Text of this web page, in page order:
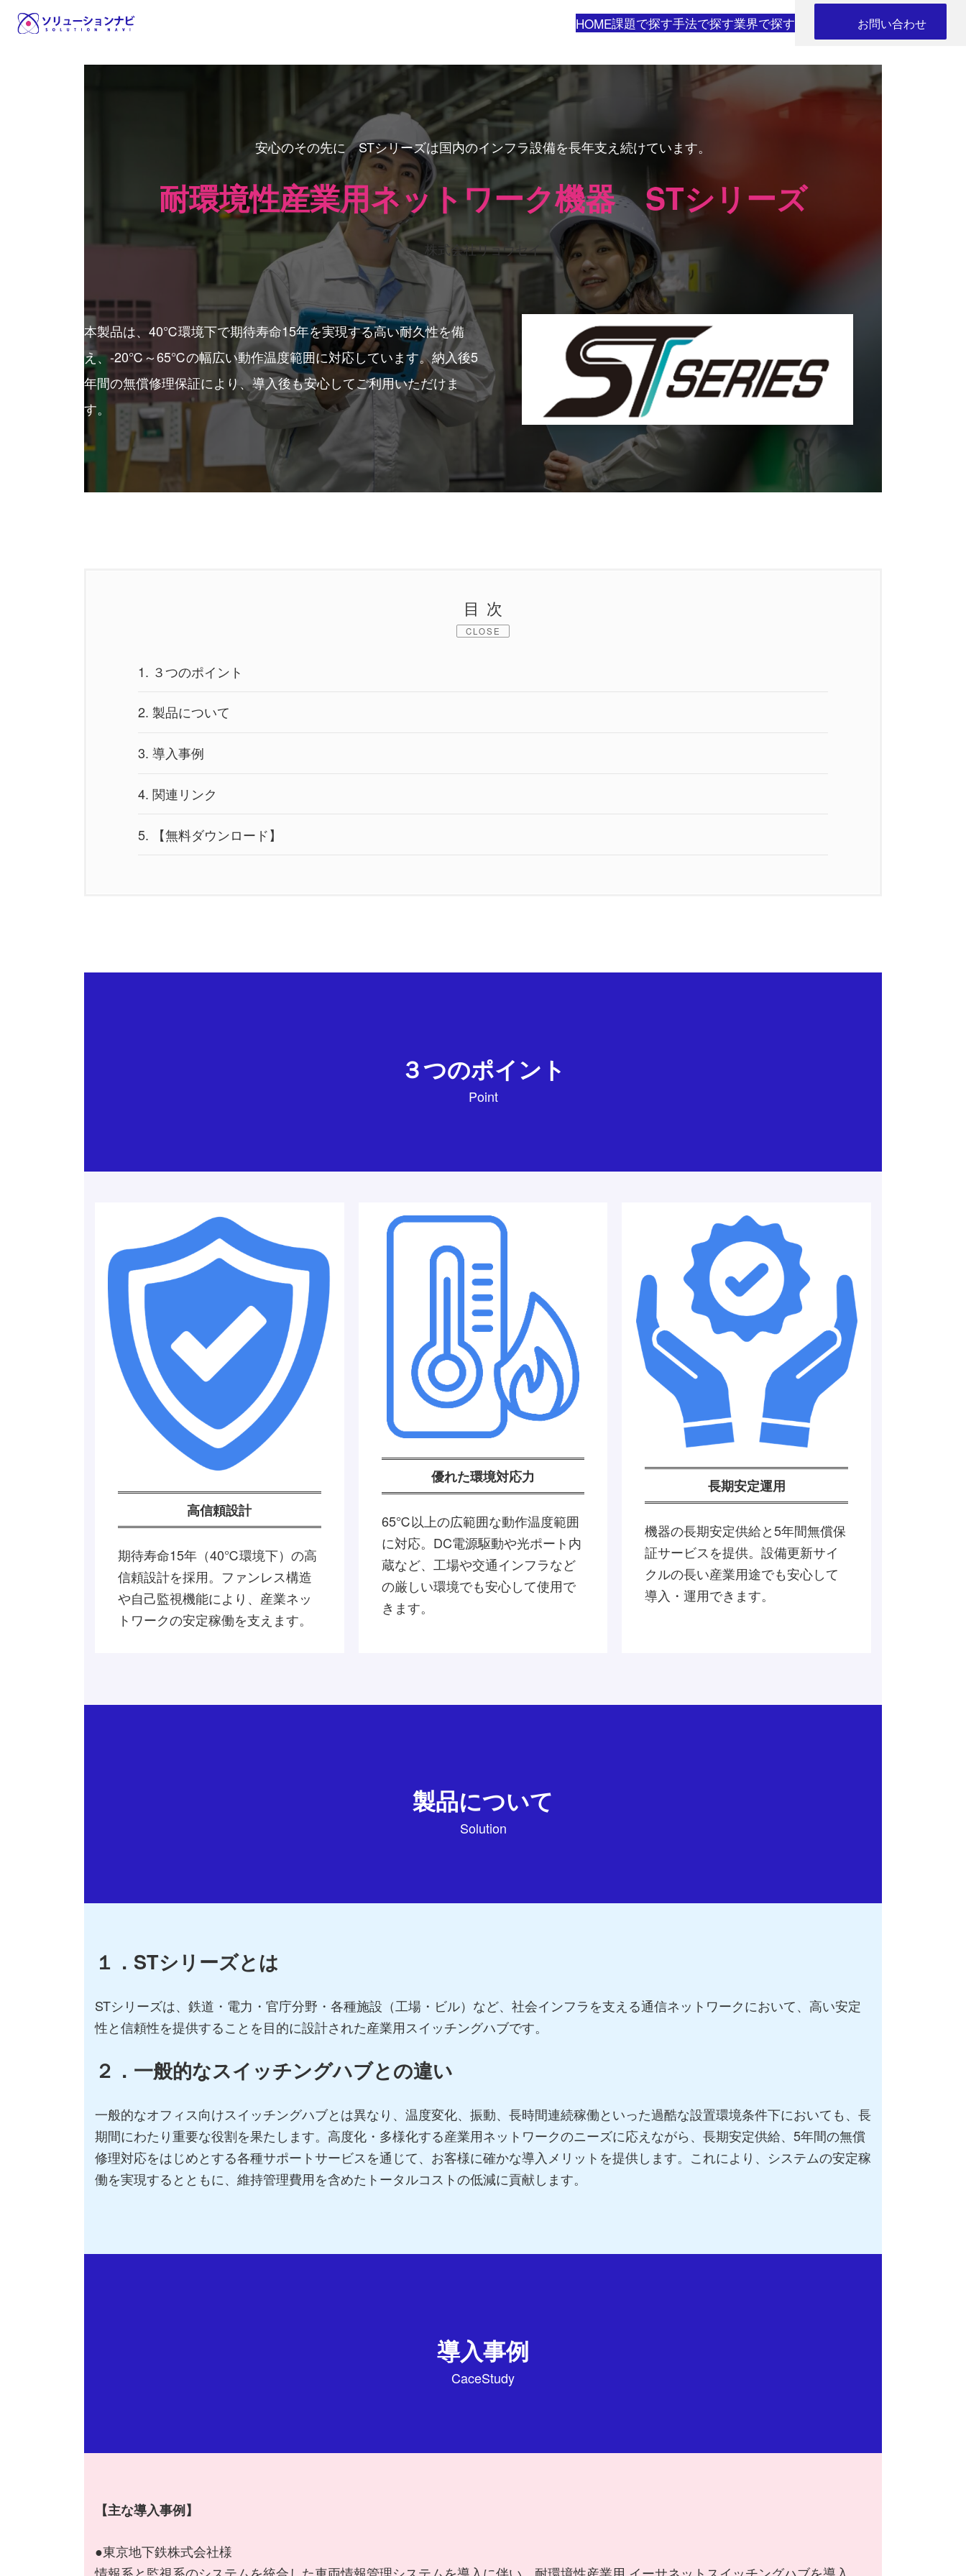
HOME課題で探す手法で探す業界で探す お問い合わせ
安心のその先に STシリーズは国内のインフラ設備を長年支え続けています。
耐環境性産業用ネットワーク機器 STシリーズ
株式会社リョウセイ
本製品は、40℃環境下で期待寿命15年を実現する高い耐久性を備
え、-20℃～65℃の幅広い動作温度範囲に対応しています。納入後5
年間の無償修理保証により、導入後も安心してご利用いただけま
す。
目次
CLOSE
1. ３つのポイント
2. 製品について
3. 導入事例
4. 関連リンク
5. 【無料ダウンロード】
３つのポイント
Point
高信頼設計
期待寿命15年（40℃環境下）の高
信頼設計を採用。ファンレス構造
や自己監視機能により、産業ネッ
トワークの安定稼働を支えます。
優れた環境対応力
65℃以上の広範囲な動作温度範囲
に対応。DC電源駆動や光ポート内
蔵など、工場や交通インフラなど
の厳しい環境でも安心して使用で
きます。
長期安定運用
機器の長期安定供給と5年間無償保
証サービスを提供。設備更新サイ
クルの長い産業用途でも安心して
導入・運用できます。
製品について
Solution
１．STシリーズとは
STシリーズは、鉄道・電力・官庁分野・各種施設（工場・ビル）など、社会インフラを支える通信ネットワークにおいて、高い安定
性と信頼性を提供することを目的に設計された産業用スイッチングハブです。
２．一般的なスイッチングハブとの違い
一般的なオフィス向けスイッチングハブとは異なり、温度変化、振動、長時間連続稼働といった過酷な設置環境条件下においても、長
期間にわたり重要な役割を果たします。高度化・多様化する産業用ネットワークのニーズに応えながら、長期安定供給、5年間の無償
修理対応をはじめとする各種サポートサービスを通じて、お客様に確かな導入メリットを提供します。これにより、システムの安定稼
働を実現するとともに、維持管理費用を含めたトータルコストの低減に貢献します。
導入事例
CaceStudy
【主な導入事例】
●東京地下鉄株式会社様